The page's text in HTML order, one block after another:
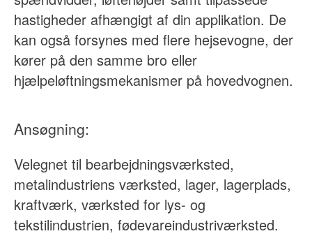
hastigheder afhængigt af din applikation. De
kan også forsynes med flere hejsevogne, der
kører på den samme bro eller
hjælpeløftningsmekanismer på hovedvognen.
Ansøgning:
Velegnet til bearbejdningsværksted,
metalindustriens værksted, lager, lagerplads,
kraftværk, værksted for lys- og
tekstilindustrien, fødevareindustriværksted.